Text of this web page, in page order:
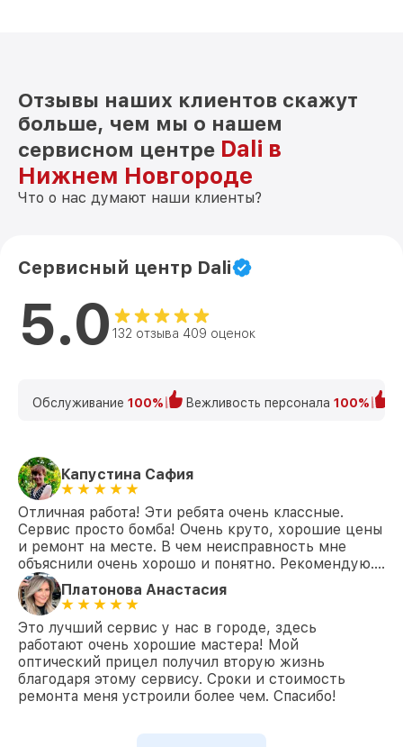
Отзывы наших клиентов скажут
больше, чем мы о нашем
сервисном центре Dali в
Нижнем Новгороде
Что о нас думают наши клиенты?
Сервисный центр Dali
5.0 132 отзыва 409 оценок
Обслуживание 100% Вежливость персонала 100%
Капустина Сафия
Отличная работа! Эти ребята очень классные.
Сервис просто бомба! Очень круто, хорошие цены
и ремонт на месте. В чем неисправность мне
объяснили очень хорошо и понятно. Рекомендую….
Платонова Анастасия
Это лучший сервис у нас в городе, здесь
работают очень хорошие мастера! Мой
оптический прицел получил вторую жизнь
благодаря этому сервису. Сроки и стоимость
ремонта меня устроили более чем. Спасибо!